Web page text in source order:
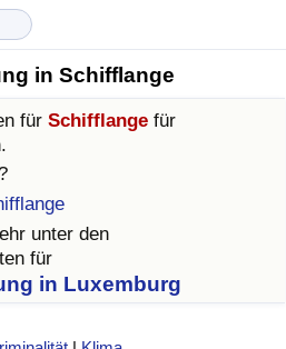
in Schifflange
für Schifflange für
unter den
für
in Luxemburg
(aktuell)
nach Land
Land
Land